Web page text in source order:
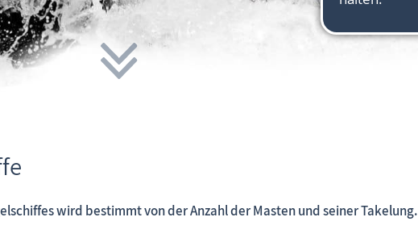
wird bestimmt von der Anzahl der Masten und seiner Takelung.